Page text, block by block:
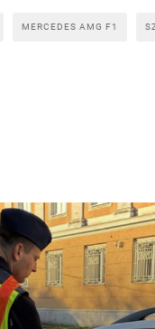
MERCEDES AMG F1